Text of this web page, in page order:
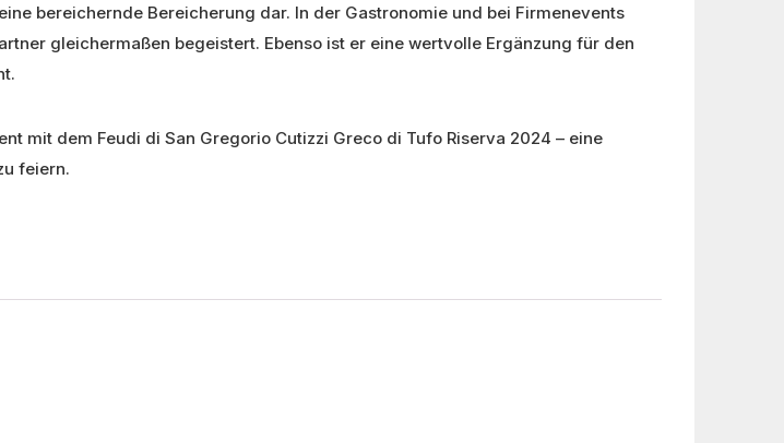
bereichernde Bereicherung dar. In der Gastronomie und bei Firmenevents
gleichermaßen begeistert. Ebenso ist er eine wertvolle Ergänzung für den
mit dem Feudi di San Gregorio Cutizzi Greco di Tufo Riserva 2024 – eine
feiern.